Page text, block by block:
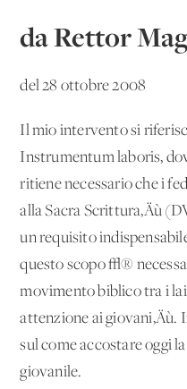
da Rettor
del 28 ottobre 2008
Il mio intervento si
Instrumentum laboris,
ritiene necessario che i
alla Sacra Scrittura‚Äù
un requisito
questo scopo √®
movimento biblico tra i
attenzione ai
sul come accostare oggi
giovanile.